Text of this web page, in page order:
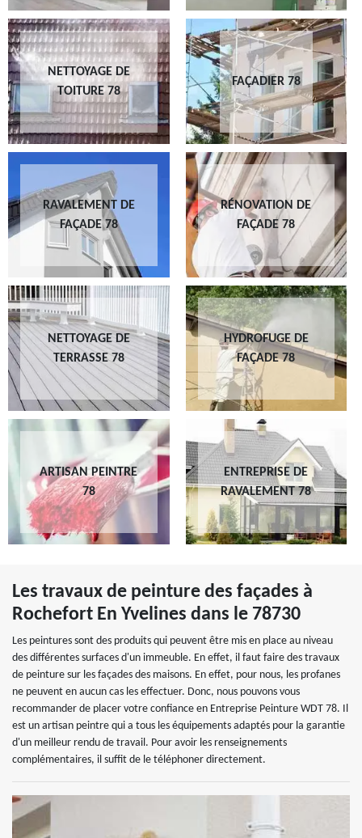
NETTOYAGE DE
TOITURE 78
FAÇADIER 78
RAVALEMENT DE
FAÇADE 78
RÉNOVATION DE
FAÇADE 78
NETTOYAGE DE
TERRASSE 78
HYDROFUGE DE
FAÇADE 78
ARTISAN PEINTRE
78
ENTREPRISE DE
RAVALEMENT 78
Les travaux de peinture des façades à
Rochefort En Yvelines dans le 78730
Les peintures sont des produits qui peuvent être mis en place au niveau
des différentes surfaces d'un immeuble. En effet, il faut faire des travaux
de peinture sur les façades des maisons. En effet, pour nous, les profanes
ne peuvent en aucun cas les effectuer. Donc, nous pouvons vous
recommander de placer votre confiance en Entreprise Peinture WDT 78. Il
est un artisan peintre qui a tous les équipements adaptés pour la garantie
d'un meilleur rendu de travail. Pour avoir les renseignements
complémentaires, il suffit de le téléphoner directement.